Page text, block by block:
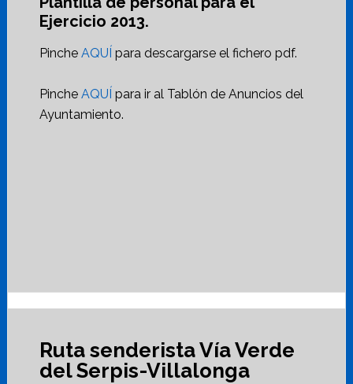
Ejercicio 2013.
Pinche AQUÍ para descargarse el fichero pdf.
Pinche AQUÍ para ir al Tablón de Anuncios del
Ayuntamiento.
Ruta senderista Vía Verde
del Serpis-Villalonga